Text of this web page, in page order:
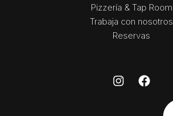
Pizzería & Tap Room
Trabaja con nosotros
Reservas